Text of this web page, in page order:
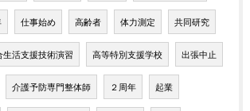
仕事始め 高齢者 体力測定 共同研究
生活支援技術演習 高等特別支援学校 出張中止
介護予防専門整体師 ２周年 起業